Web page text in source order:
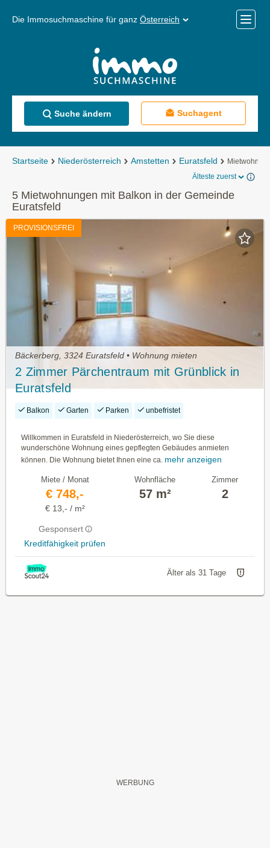
Die Immosuchmaschine für ganz Österreich
Menü
Suche ändern Suchagent
Startseite Niederösterreich Amstetten Euratsfeld
Älteste zuerst
5 Mietwohnungen mit Balkon in der Gemeinde
Euratsfeld
PROVISIONSFREI
Bäckerberg, 3324 Euratsfeld • Wohnung mieten
2 Zimmer Pärchentraum mit Grünblick in
Euratsfeld
Balkon Garten Parken unbefristet
Willkommen in Euratsfeld in Niederösterreich, wo Sie diese
wunderschöne Wohnung eines gepflegten Gebäudes anmieten
können. Die Wohnung bietet Ihnen eine ca. mehr anzeigen
Miete / Monat
€ 748,-
€ 13,- / m²
Gesponsert
Kreditfähigkeit prüfen
Wohnfläche
57 m²
Zimmer
2
Älter als 31 Tage